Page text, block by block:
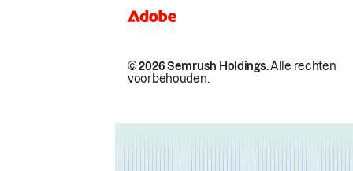
© 2026 Semrush Holdings.Alle rechten
voorbehouden.